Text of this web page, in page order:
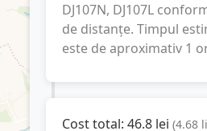
DJ107N, DJ107L
de distanțe. Timpul
este de aproximativ 1
Cost total: 46.8 lei (4.68